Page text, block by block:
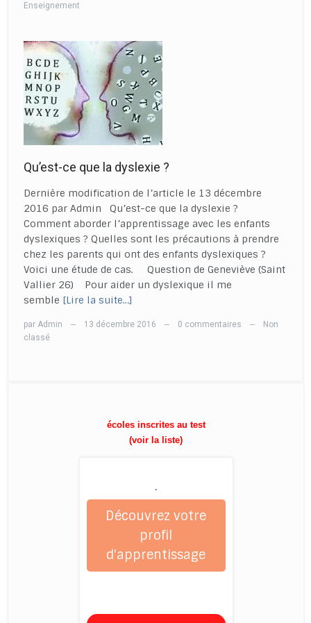
Enseignement
Qu’est-ce que la dyslexie ?
Dernière modification de l’article le 13 décembre
2016 par Admin Qu’est-ce que la dyslexie ?
Comment aborder l’apprentissage avec les enfants
dyslexiques ? Quelles sont les précautions à prendre
chez les parents qui ont des enfants dyslexiques ?
Voici une étude de cas. Question de Geneviève (Saint
Vallier 26) Pour aider un dyslexique il me
semble [Lire la suite…]
par Admin — 13 décembre 2016 — 0 commentaires —
Non
classé
écoles inscrites au test
(voir la liste)
.
Découvrez votre
profil
d'apprentissage